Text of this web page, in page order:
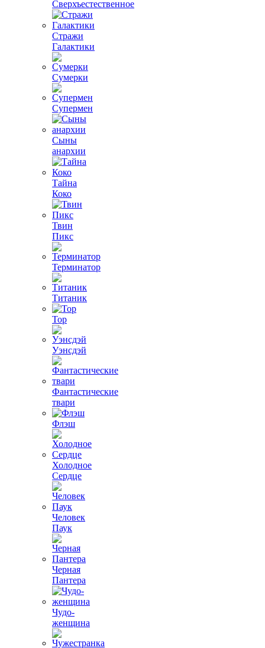
Сверхъестественное
Стражи
Галактики
Сумерки
Супермен
Сыны
анархии
Тайна
Коко
Твин
Пикс
Терминатор
Титаник
Тор
Уэнсдэй
Фантастические
твари
Флэш
Холодное
Сердце
Человек
Паук
Черная
Пантера
Чудо-
женщина